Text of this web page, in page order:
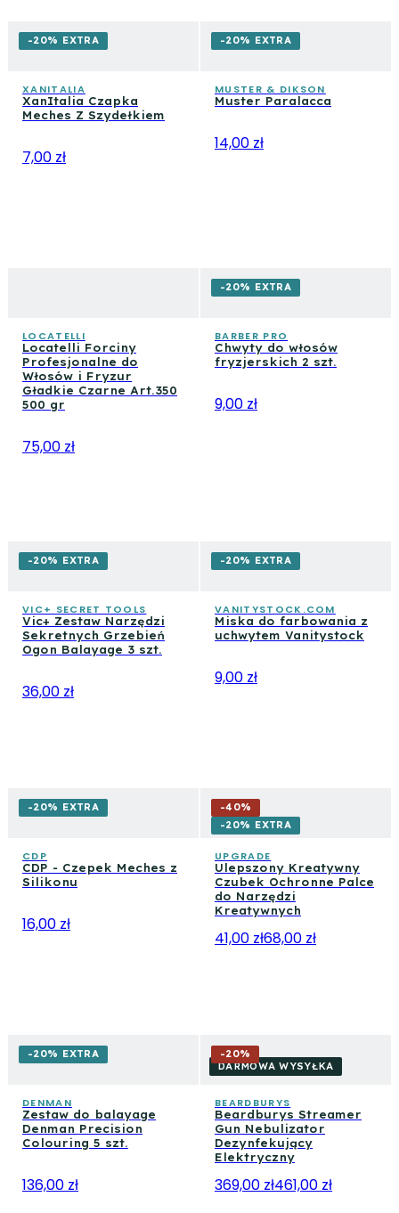
-20% EXTRA
XANITALIA
XanItalia Czapka
Meches Z Szydełkiem
7,00 zł
-20% EXTRA
MUSTER & DIKSON
Muster Paralacca
14,00 zł
LOCATELLI
Locatelli Forciny
Profesjonalne do
Włosów i Fryzur
Gładkie Czarne Art.350
500 gr
75,00 zł
-20% EXTRA
BARBER PRO
Chwyty do włosów
fryzjerskich 2 szt.
9,00 zł
-20% EXTRA
VIC+ SECRET TOOLS
Vic+ Zestaw Narzędzi
Sekretnych Grzebień
Ogon Balayage 3 szt.
36,00 zł
-20% EXTRA
VANITYSTOCK.COM
Miska do farbowania z
uchwytem Vanitystock
9,00 zł
-20% EXTRA
CDP
CDP - Czepek Meches z
Silikonu
16,00 zł
-40%
-20% EXTRA
UPGRADE
Ulepszony Kreatywny
Czubek Ochronne Palce
do Narzędzi
Kreatywnych
41,00 zł68,00 zł
-20% EXTRA
DENMAN
Zestaw do balayage
Denman Precision
Colouring 5 szt.
136,00 zł
-20%
DARMOWA WYSYŁKA
BEARDBURYS
Beardburys Streamer
Gun Nebulizator
Dezynfekujący
Elektryczny
369,00 zł461,00 zł